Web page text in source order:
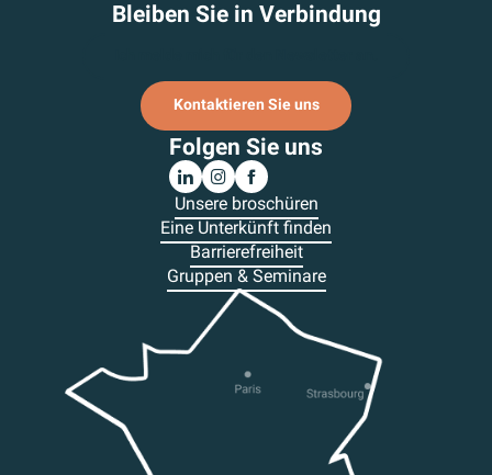
Bleiben Sie in Verbindung
Kontaktieren Sie uns
Folgen Sie uns
Unsere broschüren
Eine Unterkünft finden
Barrierefreiheit
Gruppen & Seminare